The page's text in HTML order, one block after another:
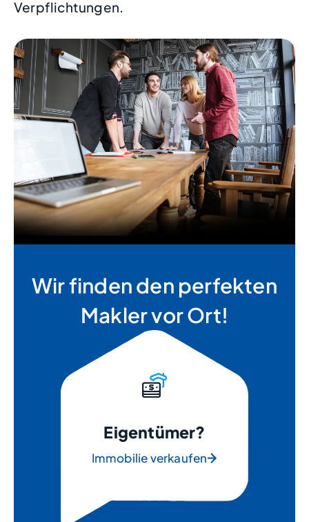
Verpflichtungen.
Wir finden den perfekten
Makler vor Ort!
Eigentümer?
Immobilie verkaufen